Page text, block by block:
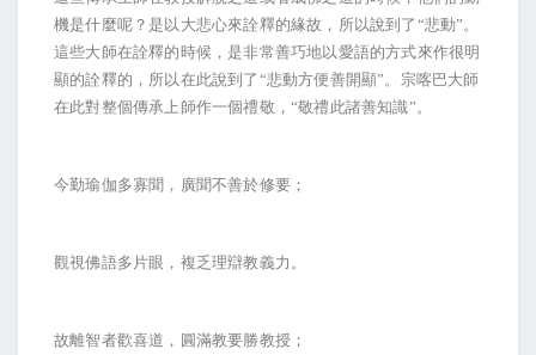
機是什麼呢？是以大悲心來詮釋的緣故，所以說到了“悲動”。
這些大師在詮釋的時候，是非常善巧地以愛語的方式來作很明
顯的詮釋的，所以在此說到了“悲動方便善開顯”。宗喀巴大師
在此對整個傳承上師作一個禮敬，“敬禮此諸善知識”。
今勤瑜伽多寡聞，廣聞不善於修要；
觀視佛語多片眼，複乏理辯教義力。
故離智者歡喜道，圓滿教要勝教授；